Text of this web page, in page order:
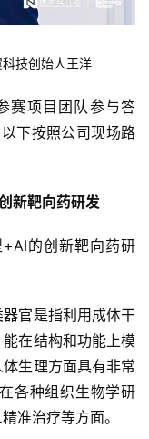
技创始人王洋
赛项目团队参与答
下按照公司现场路
新靶向药研发
的创新靶向药研
官是指利用成体干
在结构和功能上模
生理方面具有非常
各种组织生物学研
准治疗等方面。